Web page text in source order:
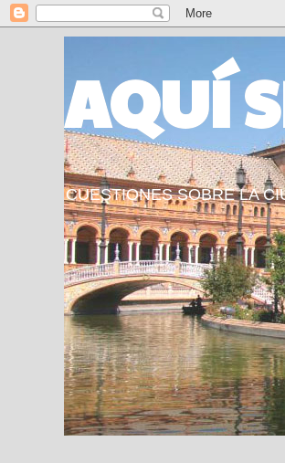
AQUÍ
CUESTIONES SOBRE LA